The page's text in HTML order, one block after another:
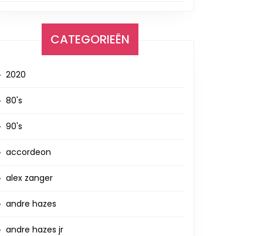
CATEGORIEËN
2020
80's
90's
accordeon
alex zanger
andre hazes
andre hazes jr